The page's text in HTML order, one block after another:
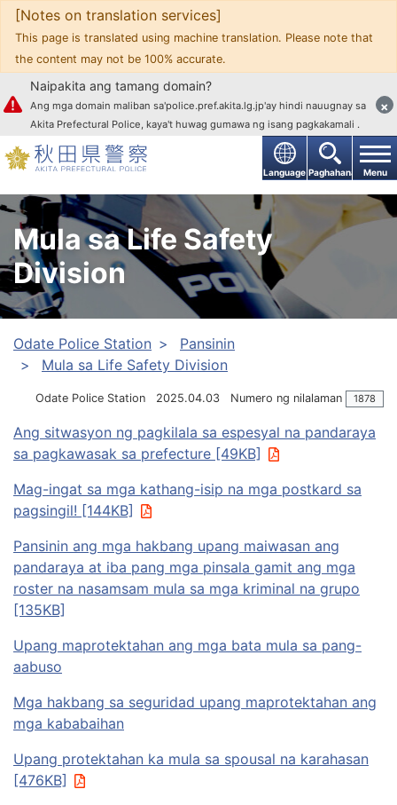
Upang mag-text
Language Paghahanap Menu
Naipakita ang tamang domain?
Ang mga domain maliban sa'police.pref.akita.lg.jp'ay hindi nauugnay sa
Akita Prefectural Police, kaya't huwag gumawa ng isang pagkakamali .
×
[Notes on translation services]
This page is translated using machine translation. Please note that
the content may not be 100% accurate.
Mula sa Life Safety
Division
Odate Police Station
Pansinin
Mula sa Life Safety Division
Odate Police Station 2025.04.03 Numero ng nilalaman 1878
Ang sitwasyon ng pagkilala sa espesyal na pandaraya
sa pagkawasak sa prefecture [49KB]
Mag-ingat sa mga kathang-isip na mga postkard sa
pagsingil! [144KB]
Pansinin ang mga hakbang upang maiwasan ang
pandaraya at iba pang mga pinsala gamit ang mga
roster na nasamsam mula sa mga kriminal na grupo
[135KB]
Upang maprotektahan ang mga bata mula sa pang-
aabuso
Mga hakbang sa seguridad upang maprotektahan ang
mga kababaihan
Upang protektahan ka mula sa spousal na karahasan
[476KB]